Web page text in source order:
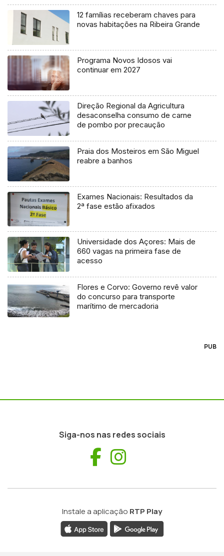
12 famílias receberam chaves para
novas habitações na Ribeira Grande
Programa Novos Idosos vai
continuar em 2027
Direção Regional da Agricultura
desaconselha consumo de carne
de pombo por precaução
Praia dos Mosteiros em São Miguel
reabre a banhos
Exames Nacionais: Resultados da
2ª fase estão afixados
Universidade dos Açores: Mais de
660 vagas na primeira fase de
acesso
Flores e Corvo: Governo revê valor
do concurso para transporte
marítimo de mercadoria
PUB
Siga-nos nas redes sociais
Facebook
Instale a aplicação RTP Play